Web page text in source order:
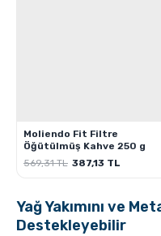
Moliendo Fit Filtre
Öğütülmüş Kahve 250 g
569,31 TL 387,13 TL
Yağ Yakımını ve
Destekleyebilir